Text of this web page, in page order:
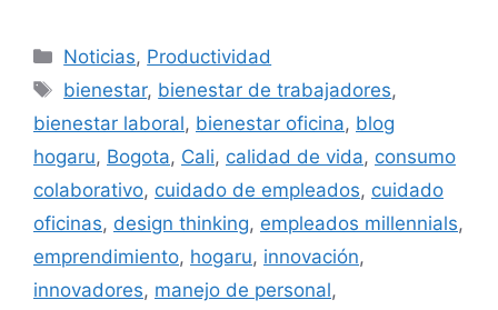
Categorías
Noticias, Productividad
Etiquetas
bienestar, bienestar de trabajadores,
bienestar laboral, bienestar oficina, blog
hogaru, Bogota, Cali, calidad de vida, consumo
colaborativo, cuidado de empleados, cuidado
oficinas, design thinking, empleados millennials,
emprendimiento, hogaru, innovación,
innovadores, manejo de personal,